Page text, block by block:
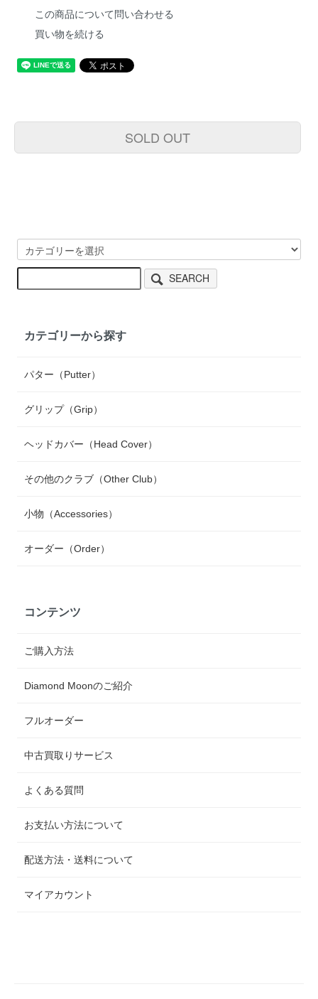
この商品について問い合わせる
買い物を続ける
SOLD OUT
SEARCH
カテゴリーから探す
パター（Putter）
グリップ（Grip）
ヘッドカバー（Head Cover）
その他のクラブ（Other Club）
小物（Accessories）
オーダー（Order）
コンテンツ
ご購入方法
Diamond Moonのご紹介
フルオーダー
中古買取りサービス
よくある質問
お支払い方法について
配送方法・送料について
マイアカウント